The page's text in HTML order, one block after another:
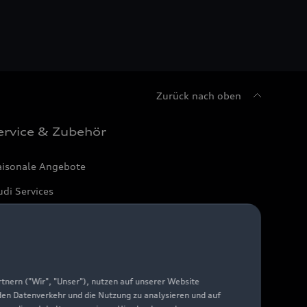
("Wir", "Unser"), nutzen auf unserer Website
Datenverkehr und die Nutzung zu analysieren und auf
Zurück nach oben
& Zubehör
Angebote
Services